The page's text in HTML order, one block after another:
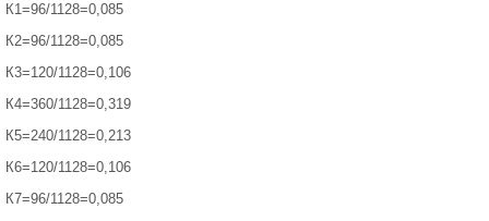
К1=96/1128=0,085
К2=96/1128=0,085
К3=120/1128=0,106
К4=360/1128=0,319
К5=240/1128=0,213
К6=120/1128=0,106
К7=96/1128=0,085